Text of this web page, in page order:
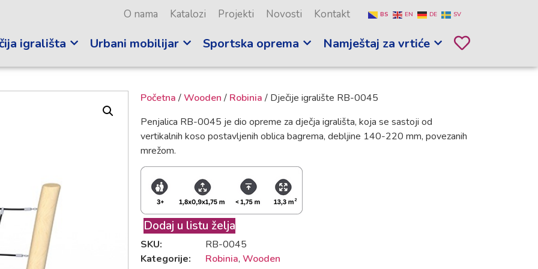
O nama Katalozi Projekti Novosti Kontakt BS EN DE SV
igrališta Urbani mobilijar Sportska oprema Namještaj za vrtiće
Početna /Wooden / Robinia / Dječije igralište RB-0045
Penjalica RB-0045 je dio opreme za dječja igrališta, koja se sastoji od
vertikalnih koso postavljenih oblica bagrema, debljine 140-220 mm, povezanih
mrežom.
Dodaj u listu želja
SKU:
RB-0045
Kategorije:
Robinia, Wooden